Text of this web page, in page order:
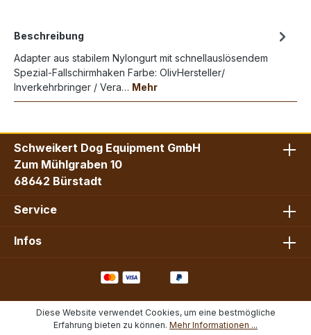
Beschreibung
Adapter aus stabilem Nylongurt mit schnellauslösendem
Spezial-Fallschirmhaken Farbe: OlivHersteller/
Inverkehrbringer / Vera… Mehr
Schweikert Dog Equipment GmbH
Zum Mühlgraben 10
68642 Bürstadt
Service
Infos
Diese Website verwendet Cookies, um eine bestmögliche
Erfahrung bieten zu können. Mehr Informationen ...